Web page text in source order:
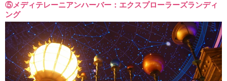
⑤メディテレーニアンハーバー：エクスプローラーズランディ
ング